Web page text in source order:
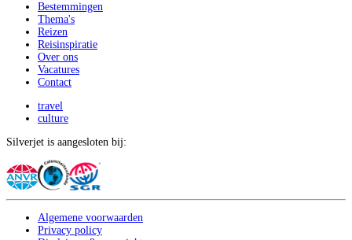
Bestemmingen
Thema's
Reizen
Reisinspiratie
Over ons
Vacatures
Contact
travel
culture
Silverjet is aangesloten bij:
Algemene voorwaarden
Privacy policy